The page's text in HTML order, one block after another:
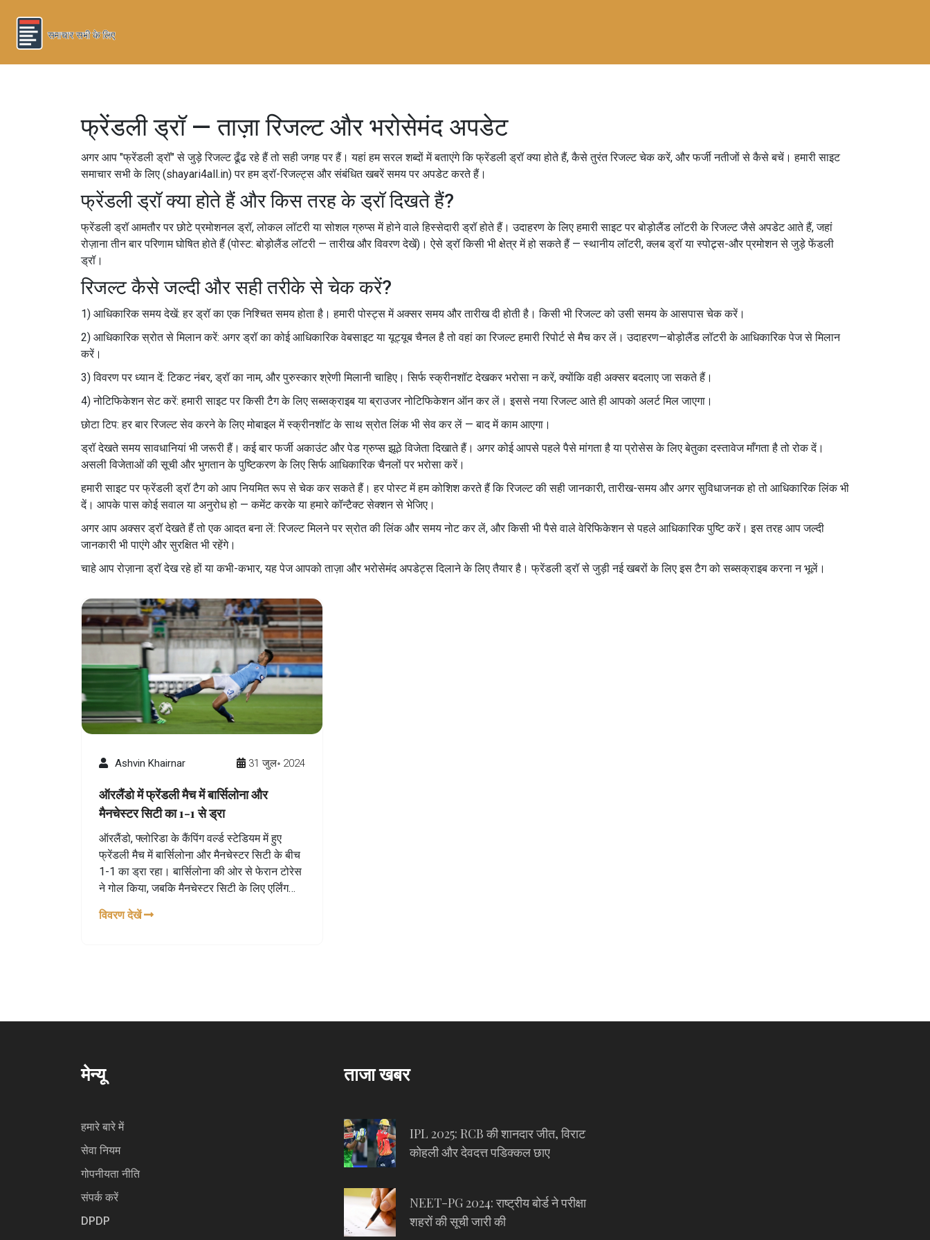
फ्रेंडली ड्रॉ — ताज़ा रिजल्ट और भरोसेमंद अपडेट
अगर आप "फ्रेंडली ड्रॉ" से जुड़े रिजल्ट ढूँढ रहे हैं तो सही जगह पर हैं। यहां हम सरल शब्दों में बताएंगे कि फ्रेंडली ड्रॉ क्या होते हैं, कैसे तुरंत रिजल्ट चेक करें, और फर्जी नतीजों से कैसे बचें। हमारी साइट
समाचार सभी के लिए (shayari4all.in) पर हम ड्रॉ-रिजल्ट्स और संबंधित खबरें समय पर अपडेट करते हैं।
फ्रेंडली ड्रॉ क्या होते हैं और किस तरह के ड्रॉ दिखते हैं?
फ्रेंडली ड्रॉ आमतौर पर छोटे प्रमोशनल ड्रॉ, लोकल लॉटरी या सोशल ग्रुप्स में होने वाले हिस्सेदारी ड्रॉ होते हैं। उदाहरण के लिए हमारी साइट पर बोड़ोलैंड लॉटरी के रिजल्ट जैसे अपडेट आते हैं, जहां
रोज़ाना तीन बार परिणाम घोषित होते हैं (पोस्ट: बोड़ोलैंड लॉटरी — तारीख और विवरण देखें)। ऐसे ड्रॉ किसी भी क्षेत्र में हो सकते हैं — स्थानीय लॉटरी, क्लब ड्रॉ या स्पोट्र्स-और प्रमोशन से जुड़े फेंडली
ड्रॉ।
रिजल्ट कैसे जल्दी और सही तरीके से चेक करें?
1) आधिकारिक समय देखें: हर ड्रॉ का एक निश्चित समय होता है। हमारी पोस्ट्स में अक्सर समय और तारीख दी होती है। किसी भी रिजल्ट को उसी समय के आसपास चेक करें।
2) आधिकारिक स्रोत से मिलान करें: अगर ड्रॉ का कोई आधिकारिक वेबसाइट या यूट्यूब चैनल है तो वहां का रिजल्ट हमारी रिपोर्ट से मैच कर लें। उदाहरण—बोड़ोलैंड लॉटरी के आधिकारिक पेज से मिलान
करें।
3) विवरण पर ध्यान दें: टिकट नंबर, ड्रॉ का नाम, और पुरुस्कार श्रेणी मिलानी चाहिए। सिर्फ स्क्रीनशॉट देखकर भरोसा न करें, क्योंकि वही अक्सर बदलाए जा सकते हैं।
4) नोटिफिकेशन सेट करें: हमारी साइट पर किसी टैग के लिए सब्सक्राइब या ब्राउजर नोटिफिकेशन ऑन कर लें। इससे नया रिजल्ट आते ही आपको अलर्ट मिल जाएगा।
छोटा टिप: हर बार रिजल्ट सेव करने के लिए मोबाइल में स्क्रीनशॉट के साथ स्रोत लिंक भी सेव कर लें — बाद में काम आएगा।
ड्रॉ देखते समय सावधानियां भी जरूरी हैं। कई बार फर्जी अकाउंट और पेड ग्रुप्स झूठे विजेता दिखाते हैं। अगर कोई आपसे पहले पैसे मांगता है या प्रोसेस के लिए बेतुका दस्तावेज माँगता है तो रोक दें।
असली विजेताओं की सूची और भुगतान के पुष्टिकरण के लिए सिर्फ आधिकारिक चैनलों पर भरोसा करें।
हमारी साइट पर फ्रेंडली ड्रॉ टैग को आप नियमित रूप से चेक कर सकते हैं। हर पोस्ट में हम कोशिश करते हैं कि रिजल्ट की सही जानकारी, तारीख-समय और अगर सुविधाजनक हो तो आधिकारिक लिंक भी
दें। आपके पास कोई सवाल या अनुरोध हो — कमेंट करके या हमारे कॉन्टैक्ट सेक्शन से भेजिए।
अगर आप अक्सर ड्रॉ देखते हैं तो एक आदत बना लें: रिजल्ट मिलने पर स्रोत की लिंक और समय नोट कर लें, और किसी भी पैसे वाले वेरिफिकेशन से पहले आधिकारिक पुष्टि करें। इस तरह आप जल्दी
जानकारी भी पाएंगे और सुरक्षित भी रहेंगे।
चाहे आप रोज़ाना ड्रॉ देख रहे हों या कभी-कभार, यह पेज आपको ताज़ा और भरोसेमंद अपडेट्स दिलाने के लिए तैयार है। फ्रेंडली ड्रॉ से जुड़ी नई खबरों के लिए इस टैग को सब्सक्राइब करना न भूलें।
Ashvin Khairnar 31 जुल॰ 2024
ऑरलैंडो में फ्रेंडली मैच में बार्सिलोना और
मैनचेस्टर सिटी का 1-1 से ड्रा
ऑरलैंडो, फ्लोरिडा के कैंपिंग वर्ल्ड स्टेडियम में हुए
फ्रेंडली मैच में बार्सिलोना और मैनचेस्टर सिटी के बीच
1-1 का ड्रा रहा। बार्सिलोना की ओर से फेरान टोरेस
ने गोल किया, जबकि मैनचेस्टर सिटी के लिए एर्लिंग
प्री-सीजन टूर का हिस्सा था।
विवरण देखें
मेन्यू
हमारे बारे में
सेवा नियम
गोपनीयता नीति
संपर्क करें
DPDP
ताजा खबर
IPL 2025: RCB की शानदार जीत, विराट
कोहली और देवदत्त पडिक्कल छाए
NEET-PG 2024: राष्ट्रीय बोर्ड ने परीक्षा
शहरों की सूची जारी की